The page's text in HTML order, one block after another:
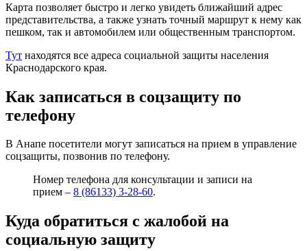
Карта позволяет быстро и легко увидеть ближайший адрес
представительства, а также узнать точный маршрут к нему как
пешком, так и автомобилем или общественным транспортом.
Тут находятся все адреса социальной защиты населения
Краснодарского края.
Как записаться в соцзащиту по
телефону
В Анапе посетители могут записаться на прием в управление
соцзащиты, позвонив по телефону.
Номер телефона для консультации и записи на
прием – 8 (86133) 3-28-60.
Куда обратиться с жалобой на
социальную защиту